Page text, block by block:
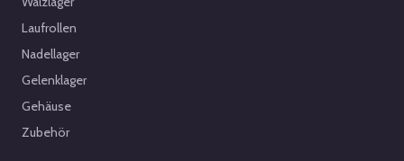
Laufrollen
Nadellager
Gelenklager
Gehäuse
Zubehör